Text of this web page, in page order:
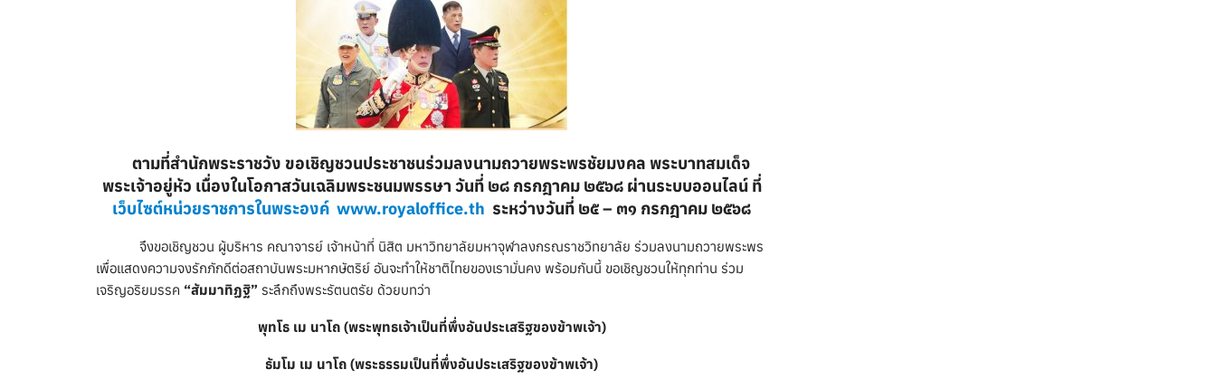
ตามที่สำนักพระราชวัง ขอเชิญชวนประชาชนร่วมลงนามถวายพระพรชัยมงคล พระบาทสมเด็จ
พระเจ้าอยู่หัว เนื่องในโอกาสวันเฉลิมพระชนมพรรษา วันที่ ๒๘ กรกฎาคม ๒๕๖๘ ผ่านระบบออนไลน์ ที่
เว็บไซต์หน่วยราชการในพระองค์ www.royaloffice.th ระหว่างวันที่ ๒๕ – ๓๑ กรกฎาคม ๒๕๖๘
จึงขอเชิญชวน ผู้บริหาร คณาจารย์ เจ้าหน้าที่ นิสิต มหาวิทยาลัยมหาจุฬาลงกรณราชวิทยาลัย ร่วมลงนามถวายพระพร
เพื่อแสดงความจงรักภักดีต่อสถาบันพระมหากษัตริย์ อันจะทำให้ชาติไทยของเรามั่นคง พร้อมกันนี้ ขอเชิญชวนให้ทุกท่าน ร่วม
เจริญอริยมรรค “สัมมาทิฏฐิ” ระลึกถึงพระรัตนตรัย ด้วยบทว่า
พุทโธ เม นาโถ (พระพุทธเจ้าเป็นที่พึ่งอันประเสริฐของข้าพเจ้า)
ธัมโม เม นาโถ (พระธรรมเป็นที่พึ่งอันประเสริฐของข้าพเจ้า)